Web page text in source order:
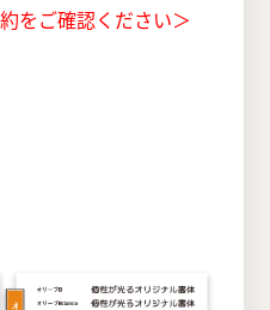
をご確認ください＞